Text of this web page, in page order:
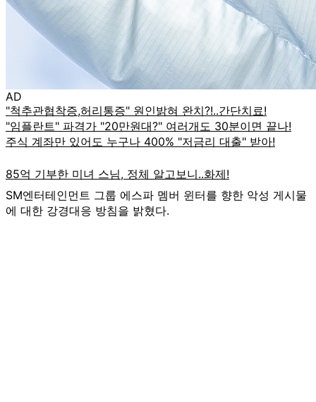
AD
SM엔터테인먼트 그룹 에스파 멤버 윈터를 향한 악성 게시물
에 대한 강경대응 방침을 밝혔다.